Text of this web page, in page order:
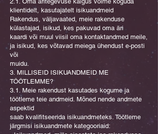
klientidelt, kasutajatelt isikuandmeid
Rakendus, väljavaated, meie rakenduse
külastajad, isikud, kes pakuvad oma äri
kaardi või muul viisil oma kontaktandmed meile,
ja isikud, kes võtavad meiega ühendust e-posti
või
muidu.
3. MILLISEID ISIKUANDMEID ME
TÖÖTLEMME?
3.1. Meie rakendust kasutades kogume ja
töötleme teie andmeid. Mõned nende andmete
aspektid
saab kvalifitseerida isikuandmeteks. Töötleme
järgmisi isikuandmete kategooriaid: